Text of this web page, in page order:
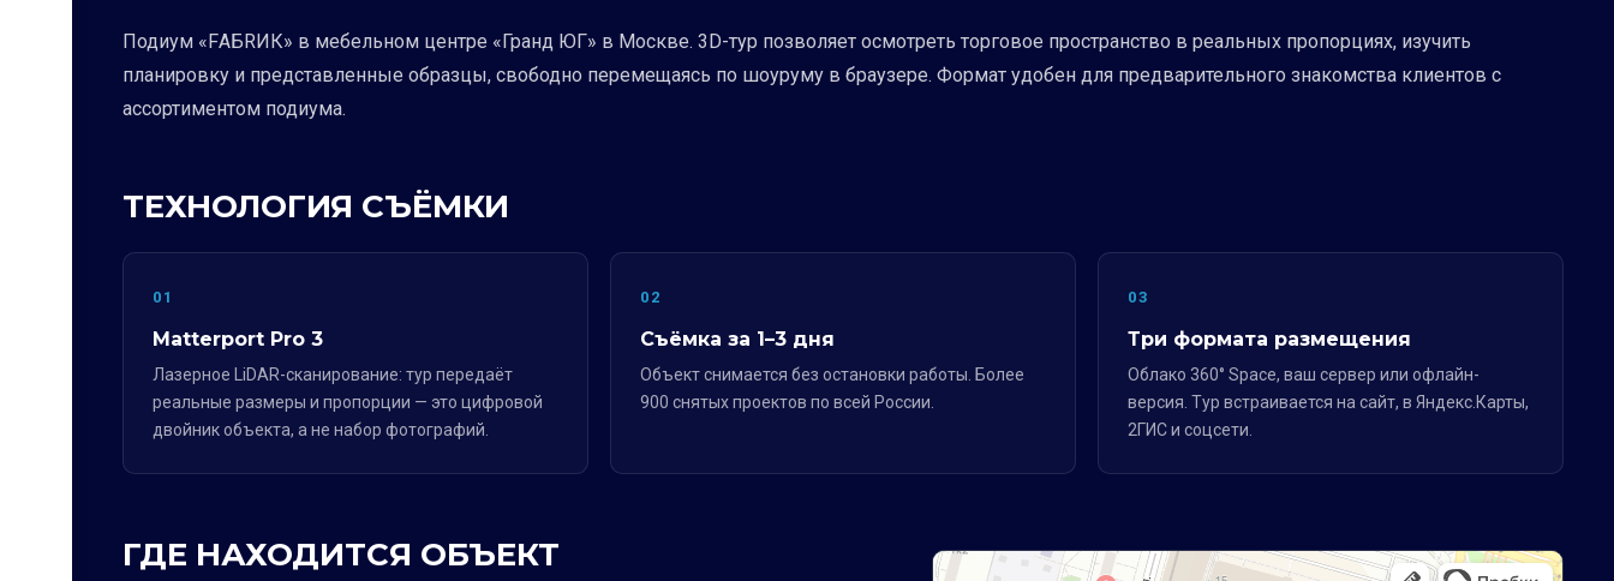
Подиум «FАБRИК» в мебельном центре «Гранд ЮГ» в Москве. 3D-тур позволяет осмотреть торговое пространство в реальных пропорциях, изучить
планировку и представленные образцы, свободно перемещаясь по шоуруму в браузере. Формат удобен для предварительного знакомства клиентов с
ассортиментом подиума.
ТЕХНОЛОГИЯ СЪЁМКИ
01
Matterport Pro 3
Лазерное LiDAR-сканирование: тур передаёт
реальные размеры и пропорции — это цифровой
двойник объекта, а не набор фотографий.
02
Съёмка за 1–3 дня
Объект снимается без остановки работы. Более
900 снятых проектов по всей России.
03
Три формата размещения
Облако 360° Space, ваш сервер или офлайн-
версия. Тур встраивается на сайт, в Яндекс.Карты,
2ГИС и соцсети.
ГДЕ НАХОДИТСЯ ОБЪЕКТ